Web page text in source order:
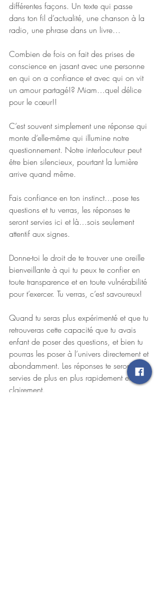
différentes façons. Un texte qui passe
dans ton fil d’actualité, une chanson à la
radio, une phrase dans un livre…
Combien de fois on fait des prises de
conscience en jasant avec une personne
en qui on a confiance et avec qui on vit
un amour partagé!? Miam…quel délice
pour le cœur!!
C’est souvent simplement une réponse qui
monte d’elle-même qui illumine notre
questionnement. Notre interlocuteur peut
être bien silencieux, pourtant la lumière
arrive quand même.
Fais confiance en ton instinct…pose tes
questions et tu verras, les réponses te
seront servies ici et là…sois seulement
attentif aux signes.
Donne-toi le droit de te trouver une oreille
bienveillante à qui tu peux te confier en
toute transparence et en toute vulnérabilité
pour t’exercer. Tu verras, c’est savoureux!
Quand tu seras plus expérimenté et que tu
retrouveras cette capacité que tu avais
enfant de poser des questions, et bien tu
pourras les poser à l’univers directement et
abondamment. Les réponses te seront
servies de plus en plus rapidement et
clairement.